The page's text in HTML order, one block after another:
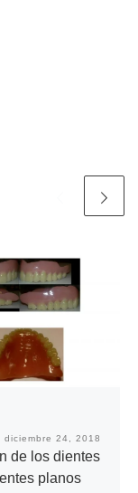
diciembre 24, 2018
de los dientes
planos